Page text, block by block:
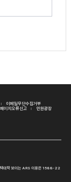
이메일무단수집거부
이지오류신고 민원광장
대학 보이는 ARS 이용은 1588-22